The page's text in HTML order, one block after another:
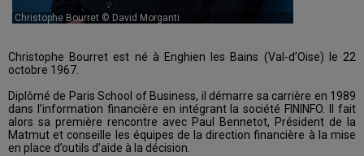
Christophe Bourret © David Morganti
Christophe Bourret est né à Enghien les Bains (Val-d’Oise) le 22
octobre 1967.
Diplômé de Paris School of Business, il démarre sa carrière en 1989
dans l’information financière en intégrant la société FININFO. Il fait
alors sa première rencontre avec Paul Bennetot, Président de la
Matmut et conseille les équipes de la direction financière à la mise
en place d’outils d’aide à la décision.